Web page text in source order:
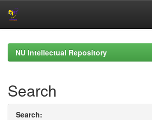
navigationNU Intellectual Repository
Search
Search: